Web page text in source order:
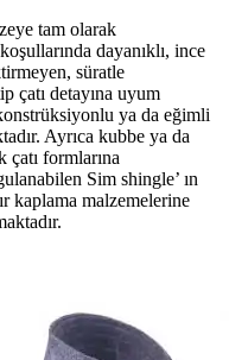
tam olarak
dayanıklı, ince
süratle
çatı detayına uyum
ya da eğimli
Ayrıca kubbe ya da
formlarına
Sim shingle’ ın
kaplama malzemelerine